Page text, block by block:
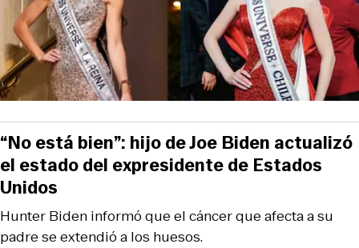
Hunter Biden informó que el cáncer que afecta a su
padre se extendió a los huesos.
“No está bien”: hijo de Joe Biden actualizó
el estado del expresidente de Estados
Unidos